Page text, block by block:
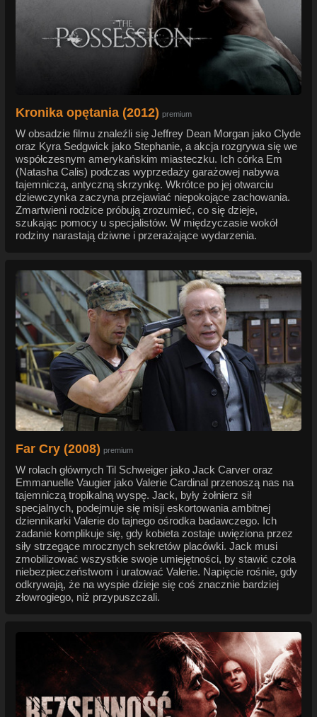
Kronika opętania (2012) premium
W obsadzie filmu znaleźli się Jeffrey Dean Morgan jako Clyde
oraz Kyra Sedgwick jako Stephanie, a akcja rozgrywa się we
współczesnym amerykańskim miasteczku. Ich córka Em
(Natasha Calis) podczas wyprzedaży garażowej nabywa
tajemniczą, antyczną skrzynkę. Wkrótce po jej otwarciu
dziewczynka zaczyna przejawiać niepokojące zachowania.
Zmartwieni rodzice próbują zrozumieć, co się dzieje,
szukając pomocy u specjalistów. W międzyczasie wokół
rodziny narastają dziwne i przerażające wydarzenia.
Far Cry (2008) premium
W rolach głównych Til Schweiger jako Jack Carver oraz
Emmanuelle Vaugier jako Valerie Cardinal przenoszą nas na
tajemniczą tropikalną wyspę. Jack, były żołnierz sił
specjalnych, podejmuje się misji eskortowania ambitnej
dziennikarki Valerie do tajnego ośrodka badawczego. Ich
zadanie komplikuje się, gdy kobieta zostaje uwięziona przez
siły strzegące mrocznych sekretów placówki. Jack musi
zmobilizować wszystkie swoje umiejętności, by stawić czoła
niebezpieczeństwom i uratować Valerie. Napięcie rośnie, gdy
odkrywają, że na wyspie dzieje się coś znacznie bardziej
złowrogiego, niż przypuszczali.